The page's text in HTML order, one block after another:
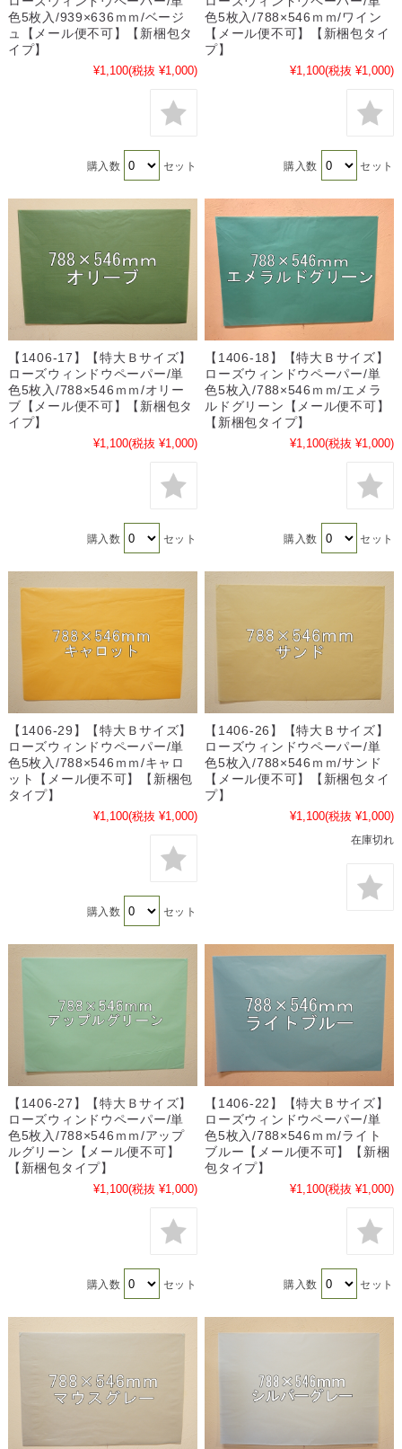
色5枚入/939×636ｍｍ/ベージ
ュ【メール便不可】【新梱包タ
イプ】
¥1,100(税抜 ¥1,000)
購入数 セット
色5枚入/788×546ｍｍ/ワイン
【メール便不可】【新梱包タイ
プ】
¥1,100(税抜 ¥1,000)
購入数 セット
【1406-17】【特大Ｂサイズ】
ローズウィンドウペーパー/単
色5枚入/788×546ｍｍ/オリー
ブ【メール便不可】【新梱包タ
イプ】
¥1,100(税抜 ¥1,000)
購入数 セット
【1406-18】【特大Ｂサイズ】
ローズウィンドウペーパー/単
色5枚入/788×546ｍｍ/エメラ
ルドグリーン【メール便不可】
【新梱包タイプ】
¥1,100(税抜 ¥1,000)
購入数 セット
【1406-29】【特大Ｂサイズ】
ローズウィンドウペーパー/単
色5枚入/788×546ｍｍ/キャロ
ット【メール便不可】【新梱包
タイプ】
¥1,100(税抜 ¥1,000)
購入数 セット
【1406-26】【特大Ｂサイズ】
ローズウィンドウペーパー/単
色5枚入/788×546ｍｍ/サンド
【メール便不可】【新梱包タイ
プ】
¥1,100(税抜 ¥1,000)
在庫切れ
【1406-27】【特大Ｂサイズ】
ローズウィンドウペーパー/単
色5枚入/788×546ｍｍ/アップ
ルグリーン【メール便不可】
【新梱包タイプ】
¥1,100(税抜 ¥1,000)
購入数 セット
【1406-22】【特大Ｂサイズ】
ローズウィンドウペーパー/単
色5枚入/788×546ｍｍ/ライト
ブルー【メール便不可】【新梱
包タイプ】
¥1,100(税抜 ¥1,000)
購入数 セット